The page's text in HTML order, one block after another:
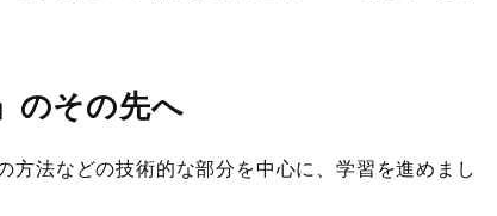
のその先へ
方法などの技術的な部分を中心に、学習を進めまし